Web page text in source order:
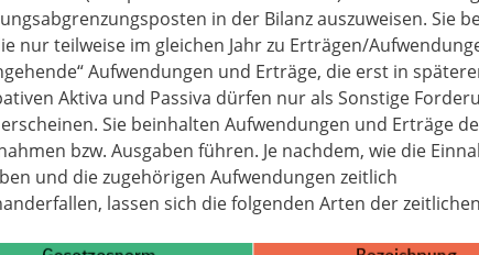
in der Bilanz auszuweisen. Sie
nur teilweise im gleichen Jahr zu Erträgen/
Aufwendungen und Erträge, die erst in
Aktiva und Passiva dürfen nur als Sonstige
Sie beinhalten Aufwendungen und Erträge
bzw. Ausgaben führen. Je nachdem, wie die
und die zugehörigen Aufwendungen zeitlich
lassen sich die folgenden Arten der